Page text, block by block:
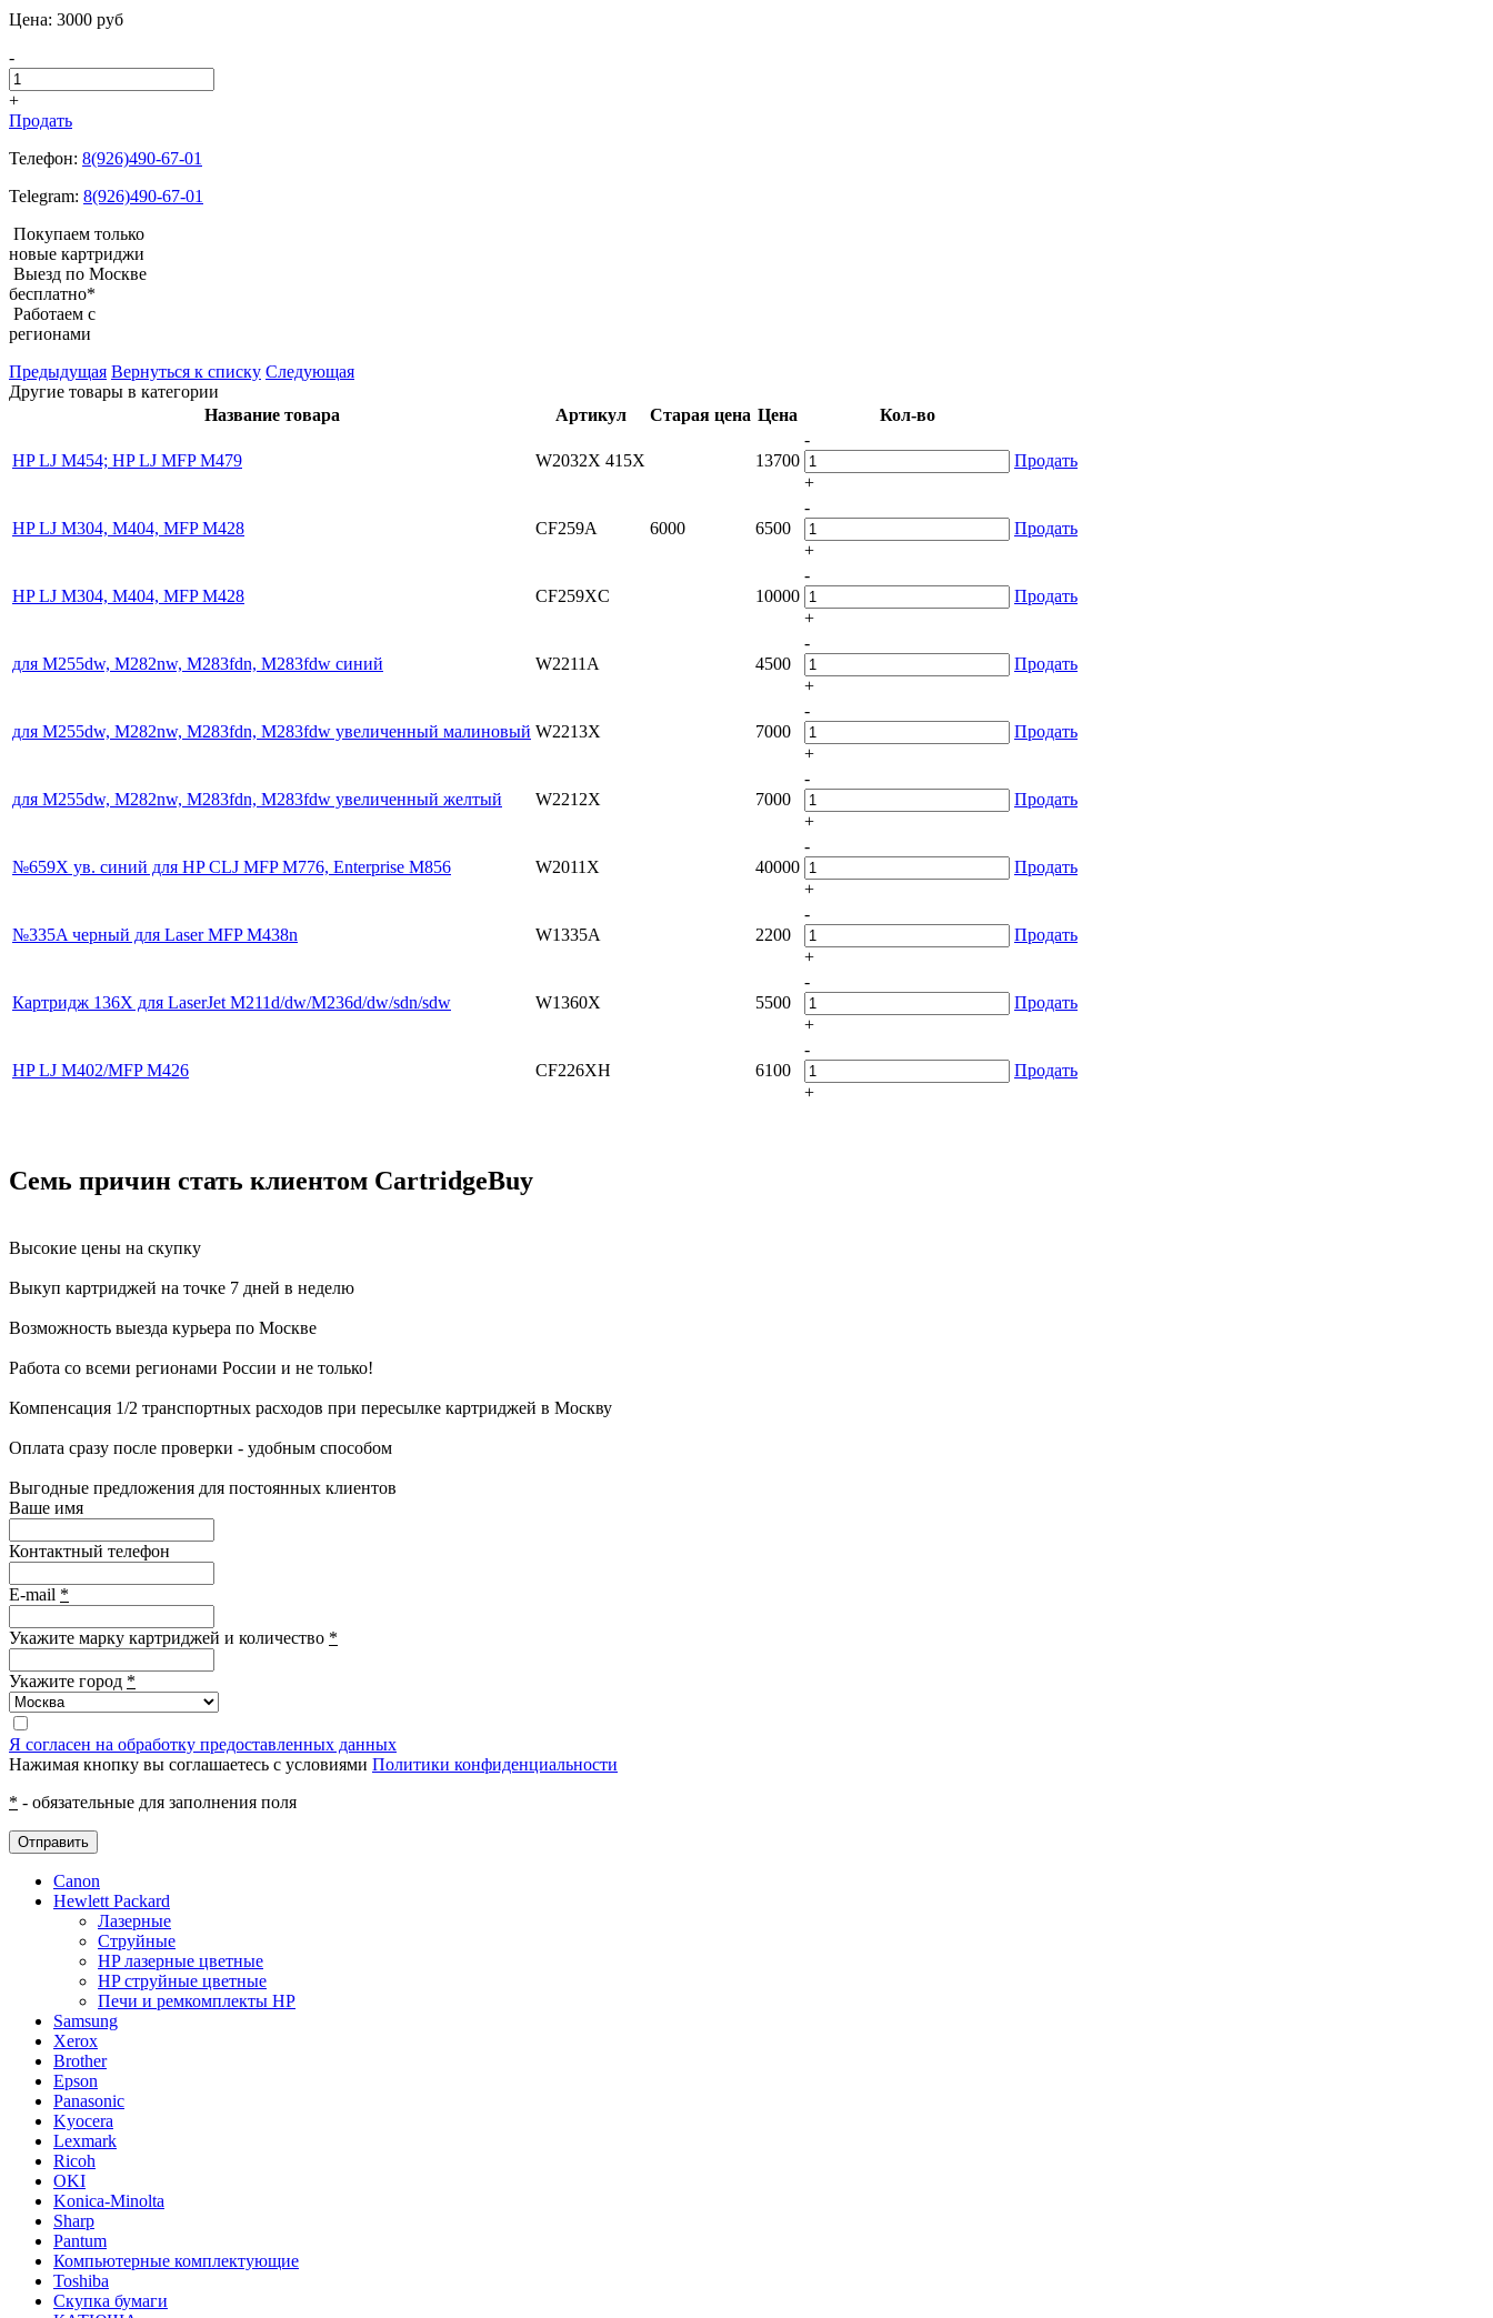
Цена: 3000 pуб
-
+
Продать
Телефон: 8(926)490-67-01
Telegram: 8(926)490-67-01
Покупаем только
новые картриджи
Выезд по Москве
бесплатно*
Работаем с
регионами
Предыдущая Вернуться к списку Следующая
Другие товары в категории
Название товара
Артикул Старая цена Цена Кол-во
HP LJ M454; HP LJ MFP M479 W2032X 415X 13700
-
+
Продать
HP LJ M304, M404, MFP M428 CF259A 6000 6500
-
+
Продать
HP LJ M304, M404, MFP M428 CF259XC 10000
-
+
Продать
для M255dw, M282nw, M283fdn, M283fdw синий W2211A 4500
-
+
Продать
для M255dw, M282nw, M283fdn, M283fdw увеличенный малиновый W2213X 7000
-
+
Продать
для M255dw, M282nw, M283fdn, M283fdw увеличенный желтый W2212X 7000
-
+
Продать
№659X ув. синий для HP CLJ MFP M776, Enterprise M856 W2011X 40000
-
+
Продать
№335A черный для Laser MFP M438n W1335A 2200
-
+
Продать
Картридж 136X для LaserJet M211d/dw/M236d/dw/sdn/sdw W1360X 5500
-
+
Продать
HP LJ M402/MFP M426 CF226XH 6100
-
+
Продать
Семь причин стать клиентом CartridgeBuy
Высокие цены на скупку
Выкуп картриджей на точке 7 дней в неделю
Возможность выезда курьера по Москве
Работа со всеми регионами России и не только!
Компенсация 1/2 транспортных расходов при пересылке картриджей в Москву
Оплата сразу после проверки - удобным способом
Выгодные предложения для постоянных клиентов
Ваше имя
Контактный телефон
E-mail *
Укажите марку картриджей и количество *
Укажите город *
Я согласен на обработку предоставленных данных
Нажимая кнопку вы соглашаетесь с условиями Политики конфиденциальности
* - обязательные для заполнения поля
Отправить
Canon
Hewlett Packard
Лазерные
Струйные
HP лазерные цветные
HP струйные цветные
Печи и ремкомплекты HP
Samsung
Xerox
Brother
Epson
Panasonic
Kyocera
Lexmark
Ricoh
OKI
Konica-Minolta
Sharp
Pantum
Компьютерные комплектующие
Toshiba
Скупка бумаги